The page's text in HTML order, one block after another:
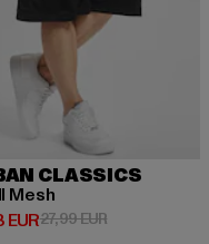
CLASSICS
Mesh
EUR Preis: 14,83 EUR
27,99 EURAktionspreis: